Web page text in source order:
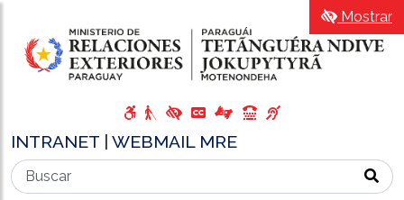
INTRANET WEBMAIL MRE
Mostrar